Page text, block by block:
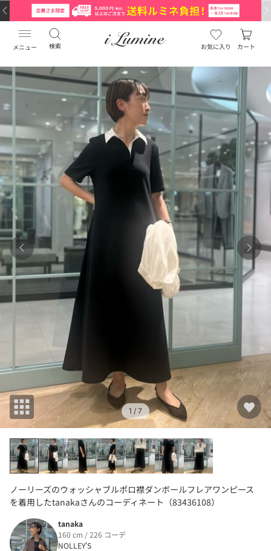
メニュー 検索 お気に入り カート
1 / 7
ノーリーズのウォッシャブルポロ襟ダンボールフレアワンピース
を着用したtanakaさんのコーディネート（83436108）
tanaka
160 cm / 226 コーデ
NOLLEY'S